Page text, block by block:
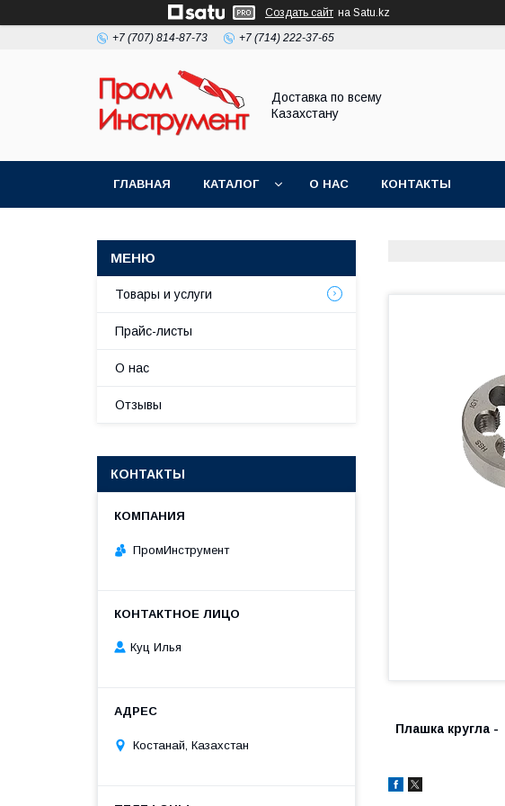
Создать сайт на Satu.kz
+7 (707) 814-87-73 +7 (714) 222-37-65
Доставка по всему
Казахстану
ГЛАВНАЯ КАТАЛОГ О НАС КОНТАКТЫ
Плашка кругла -
Товары и услуги
Прайс-листы
О нас
Отзывы
КОНТАКТЫ
ПромИнструмент
Куц Илья
Костанай, Казахстан